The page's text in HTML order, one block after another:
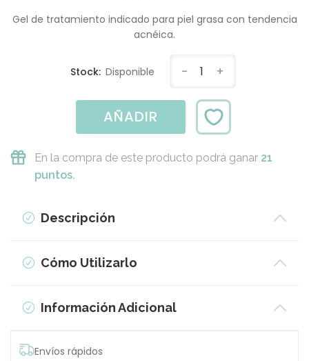
Gel de tratamiento indicado para piel grasa con tendencia
acnéica.
Stock: Disponible - 1 +
AÑADIR
En la compra de este producto podrá ganar 21
puntos.
Descripción
Cómo Utilizarlo
Información Adicional
Envíos rápidos